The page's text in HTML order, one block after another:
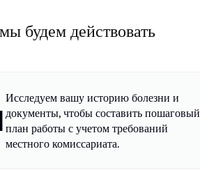
будем действовать
Исследуем вашу историю болезни и
документы, чтобы составить пошаговый
план работы с учетом требований
местного комиссариата.